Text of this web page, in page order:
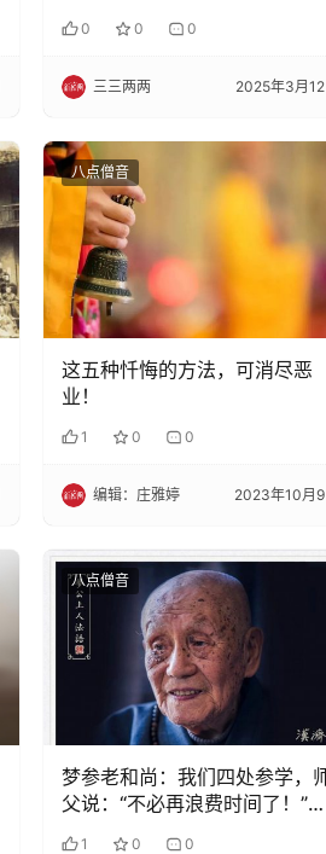
0 0 0
三三两两 2025年3月
八点僧音
这五种忏悔的方法，可消尽恶
业！
1 0 0
编辑：庄雅婷 2023年10月
八点僧音
梦参老和尚：我们四处参学，
父说：“不必再浪费时间了！”这
是什么意思呢？
1 0 0